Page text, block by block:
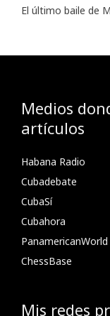
El último baile de
Medios
artículos
Habana Radio
Cubadebate
CubaSí
Cubahora
PanamericanWorld
ChessBase
Mis redes